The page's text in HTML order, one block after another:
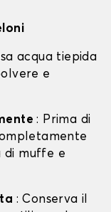
acqua tiepida
e
: Prima di
di muffe e
: Conserva il